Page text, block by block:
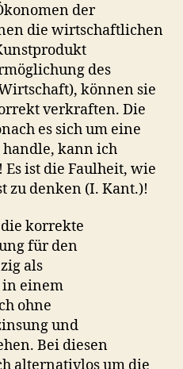
der
die wirtschaftlichen
des
können sie
verkraften. Die
es sich um eine
kann ich
ist die Faulheit, wie
zu denken (I. Kant.)!
korrekte
für den
als
in einem
ohne
und
Bei diesen